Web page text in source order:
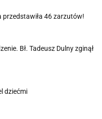
przedstawiła 46 zarzutów!
Bł. Tadeusz Dulny zginął
dziećmi